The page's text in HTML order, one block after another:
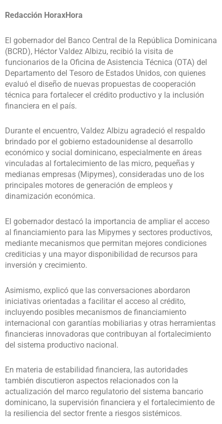
Redacción HoraxHora
El gobernador del Banco Central de la República Dominicana
(BCRD), Héctor Valdez Albizu, recibió la visita de
funcionarios de la Oficina de Asistencia Técnica (OTA) del
Departamento del Tesoro de Estados Unidos, con quienes
evaluó el diseño de nuevas propuestas de cooperación
técnica para fortalecer el crédito productivo y la inclusión
financiera en el país.
Durante el encuentro, Valdez Albizu agradeció el respaldo
brindado por el gobierno estadounidense al desarrollo
económico y social dominicano, especialmente en áreas
vinculadas al fortalecimiento de las micro, pequeñas y
medianas empresas (Mipymes), consideradas uno de los
principales motores de generación de empleos y
dinamización económica.
El gobernador destacó la importancia de ampliar el acceso
al financiamiento para las Mipymes y sectores productivos,
mediante mecanismos que permitan mejores condiciones
crediticias y una mayor disponibilidad de recursos para
inversión y crecimiento.
Asimismo, explicó que las conversaciones abordaron
iniciativas orientadas a facilitar el acceso al crédito,
incluyendo posibles mecanismos de financiamiento
internacional con garantías mobiliarias y otras herramientas
financieras innovadoras que contribuyan al fortalecimiento
del sistema productivo nacional.
En materia de estabilidad financiera, las autoridades
también discutieron aspectos relacionados con la
actualización del marco regulatorio del sistema bancario
dominicano, la supervisión financiera y el fortalecimiento de
la resiliencia del sector frente a riesgos sistémicos.